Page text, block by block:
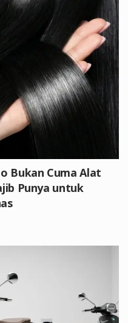
Bukan Cuma Alat
Punya untuk